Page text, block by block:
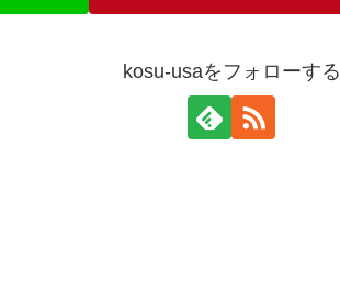
kosu-usaをフォローする